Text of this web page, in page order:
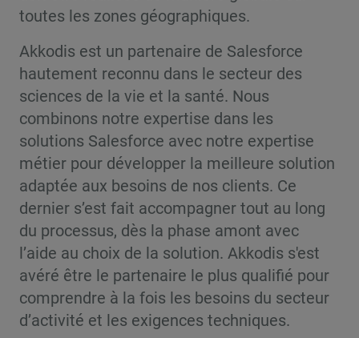
toutes les zones géographiques.
Akkodis est un partenaire de Salesforce
hautement reconnu dans le secteur des
sciences de la vie et la santé. Nous
combinons notre expertise dans les
solutions Salesforce avec notre expertise
métier pour développer la meilleure solution
adaptée aux besoins de nos clients. Ce
dernier s’est fait accompagner tout au long
du processus, dès la phase amont avec
l’aide au choix de la solution. Akkodis s'est
avéré être le partenaire le plus qualifié pour
comprendre à la fois les besoins du secteur
d’activité et les exigences techniques.